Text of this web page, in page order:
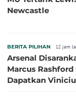
Newcastle
BERITA PILIHAN 12 jam
Arsenal
Marcus
Dapatkan